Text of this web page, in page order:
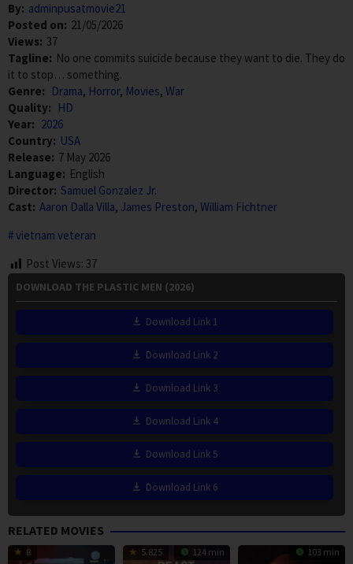
By: adminpusatmovie21
Posted on: 21/05/2026
Views: 37
Tagline: No one commits suicide because they want to die. They do
it to stop… something.
Genre: Drama, Horror, Movies, War
Quality: HD
Year: 2026
Country: USA
Release: 7 May 2026
Language: English
Director: Samuel Gonzalez Jr.
Cast: Aaron Dalla Villa, James Preston, William Fichtner
vietnam veteran
Post Views: 37
DOWNLOAD THE PLASTIC MEN (2026)
Download Link 1
Download Link 2
Download Link 3
Download Link 4
Download Link 5
Download Link 6
RELATED MOVIES
8 5.825 124 min 103 min